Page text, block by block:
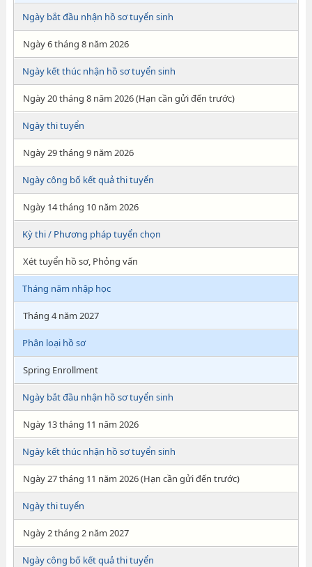
Ngày bắt đầu nhận hồ sơ tuyển sinh
Ngày 6 tháng 8 năm 2026
Ngày kết thúc nhận hồ sơ tuyển sinh
Ngày 20 tháng 8 năm 2026 (Hạn cần gửi đến trước)
Ngày thi tuyển
Ngày 29 tháng 9 năm 2026
Ngày công bố kết quả thi tuyển
Ngày 14 tháng 10 năm 2026
Kỳ thi / Phương pháp tuyển chọn
Xét tuyển hồ sơ, Phỏng vấn
Tháng năm nhập học
Tháng 4 năm 2027
Phân loại hồ sơ
Spring Enrollment
Ngày bắt đầu nhận hồ sơ tuyển sinh
Ngày 13 tháng 11 năm 2026
Ngày kết thúc nhận hồ sơ tuyển sinh
Ngày 27 tháng 11 năm 2026 (Hạn cần gửi đến trước)
Ngày thi tuyển
Ngày 2 tháng 2 năm 2027
Ngày công bố kết quả thi tuyển